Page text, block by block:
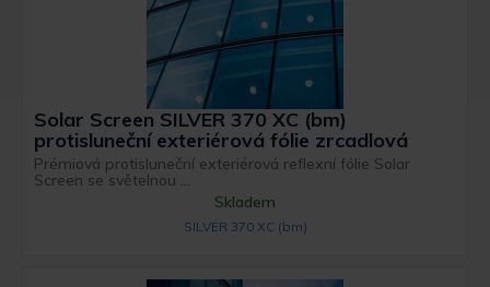
Solar Screen SILVER 370 XC (bm)
protisluneční exteriérová fólie zrcadlová
Prémiová protisluneční exteriérová reflexní fólie Solar
Screen se světelnou ...
Skladem
SILVER 370 XC (bm)